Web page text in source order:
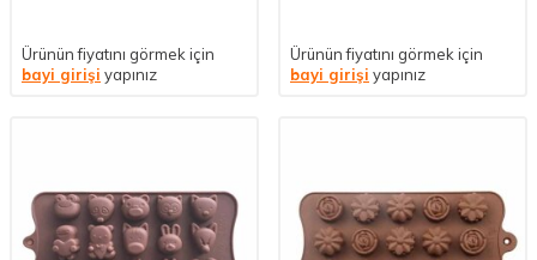
Ürünün fiyatını görmek için
bayi girişi yapınız
Ürünün fiyatını görmek için
bayi girişi yapınız